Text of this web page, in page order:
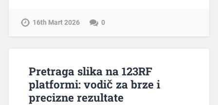
16th Mart 2026 0
Pretraga slika na 123RF
platformi: vodič za brze i
precizne rezultate